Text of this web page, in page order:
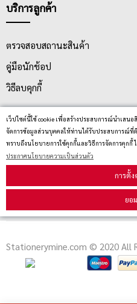
เว็ปไซต์นี้ใช้ cookie เพื่อสร้างประสบการณ์นำเสน
จัดการข้อมูลส่วนบุคคลให้ท่านได้รับประสบการณ์ที่ดี
ทราบถึงนโยบายการใช้คุกกี้และวิธีการจัดการคุกกี้
ประกาศนโยบายความเป็นส่วนตัว
การตั้
ยอ
บริการลูกค้า
ตรวจสอบสถานะสินค้า
คู่มือนักช้อป
วิธีลบคุกกี้
สมัครรับข่าวสาร
Stationerymine.com © 2020 All